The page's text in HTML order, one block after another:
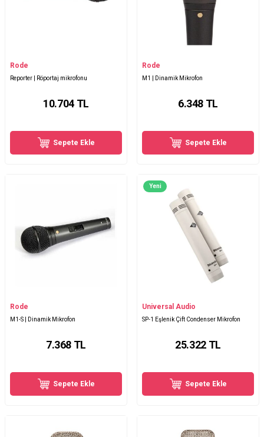
Rode
Reporter | Röportaj mikrofonu
10.704TL
Sepete Ekle
Rode
M1 | Dinamik Mikrofon
6.348 TL
Sepete Ekle
Rode
M1-S | Dinamik Mikrofon
7.368 TL
Sepete Ekle
Yeni
Universal Audio
SP-1 Eşlenik Çift Condenser Mikrofon
25.322TL
Sepete Ekle